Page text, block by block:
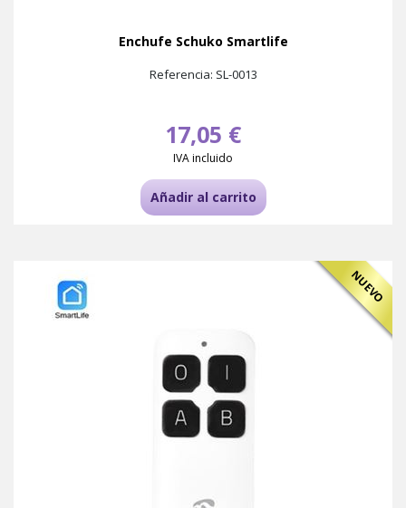
Enchufe Schuko Smartlife
Referencia: SL-0013
17,05 €
IVA incluido
Añadir al carrito
NUEVO